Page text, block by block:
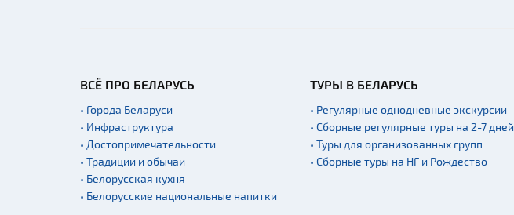
ВСЁ ПРО БЕЛАРУСЬ
• Города Беларуси
• Инфраструктура
• Достопримечательности
• Традиции и обычаи
• Белорусская кухня
• Белорусские национальные напитки
ТУРЫ В БЕЛАРУСЬ
• Регулярные однодневные экскурсии
• Сборные регулярные туры на 2-7 дней
• Туры для организованных групп
• Сборные туры на НГ и Рождество